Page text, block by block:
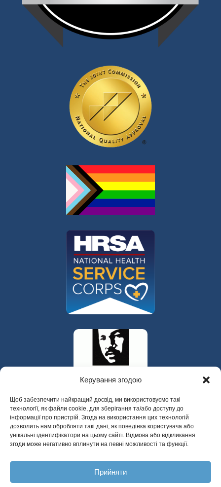
Керування згодою
Щоб забезпечити найкращий досвід, ми використовуємо такі
технології, як файли cookie, для зберігання та/або доступу до
інформації про пристрій. Згода на використання цих технологій
дозволить нам обробляти такі дані, як поведінка користувача або
унікальні ідентифікатори на цьому сайті. Відмова або відкликання
згоди може негативно вплинути на певні можливості та функції.
Прийняти
325 W Gowe Street, Kent, Washington 98032
Copyright 2025 Психіатрична допомога